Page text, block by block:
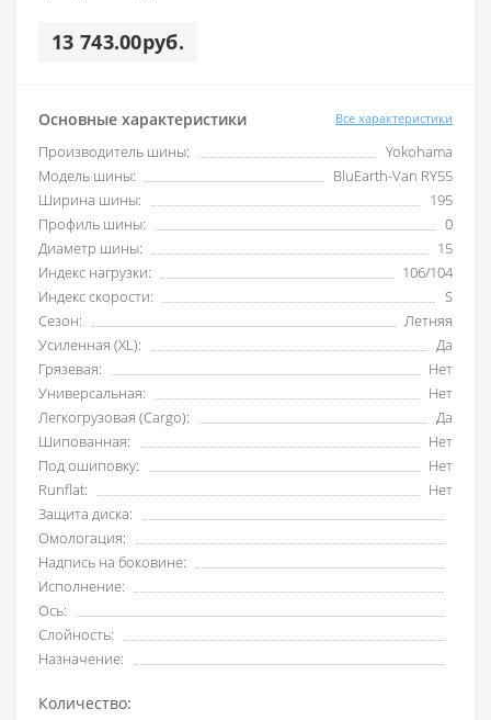
13 743.00руб.
Основные характеристики Все характеристики
Производитель шины:
Yokohama
Модель шины:
BluEarth-Van RY55
Ширина шины:
195
Профиль шины:
0
Диаметр шины:
15
Индекс нагрузки:
106/104
Индекс скорости:
S
Сезон:
Летняя
Усиленная (XL):
Да
Грязевая:
Нет
Универсальная:
Нет
Легкогрузовая (Cargo):
Да
Шипованная:
Нет
Под ошиповку:
Нет
Runflat:
Нет
Защита диска:
Омологация:
Надпись на боковине:
Исполнение:
Ось:
Слойность:
Назначение:
Количество: